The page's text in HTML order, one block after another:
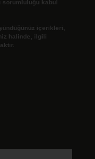
kabul
içerikleri,
halinde, ilgili